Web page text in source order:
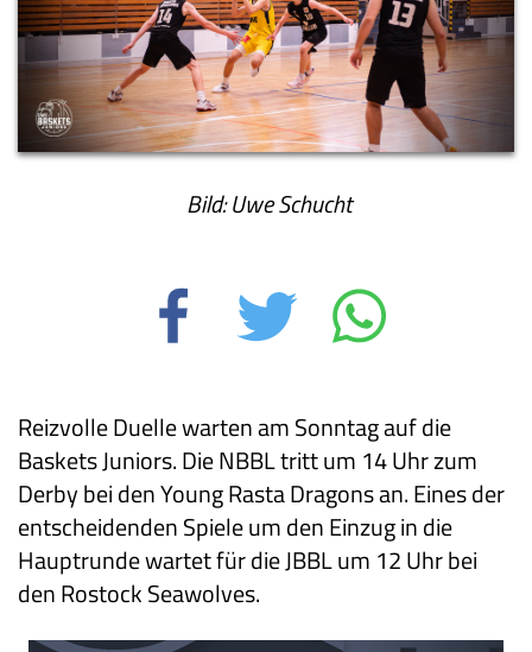
Bild: Uwe Schucht
Reizvolle Duelle warten am Sonntag auf die
Baskets Juniors. Die NBBL tritt um 14 Uhr zum
Derby bei den Young Rasta Dragons an. Eines der
entscheidenden Spiele um den Einzug in die
Hauptrunde wartet für die JBBL um 12 Uhr bei
den Rostock Seawolves.